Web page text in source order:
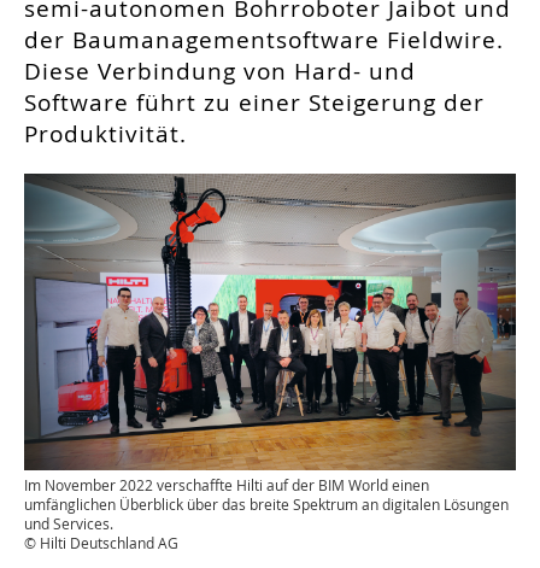
semi-autonomen Bohrroboter Jaibot und
der Baumanagementsoftware Fieldwire.
Diese Verbindung von Hard- und
Software führt zu einer Steigerung der
Produktivität.
Im November 2022 verschaffte Hilti auf der BIM World einen
umfänglichen Überblick über das breite Spektrum an digitalen Lösungen
und Services.
© Hilti Deutschland AG